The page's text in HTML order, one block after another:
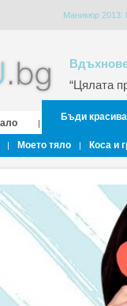
Маникюр 2013:
“Цялата
|
Бъди красива
| Моето тяло | Коса и